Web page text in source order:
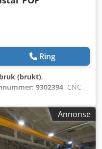
Ring
(brukt),
9302394, CNC-
er 500 tonn eller
siden av maskinen
og R-akse på
Ajd Egc Aof Horf
Pneumatisk
Annonse